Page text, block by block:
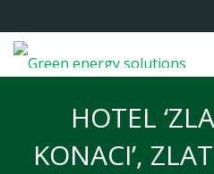
HOTEL
KONACI’,